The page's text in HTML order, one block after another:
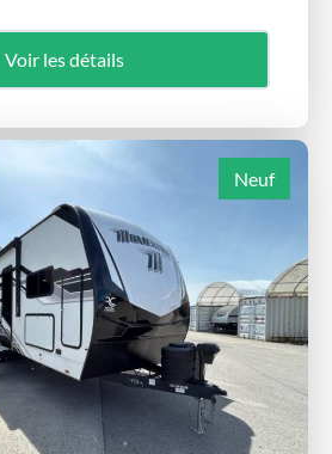
Voir les détails
Neuf